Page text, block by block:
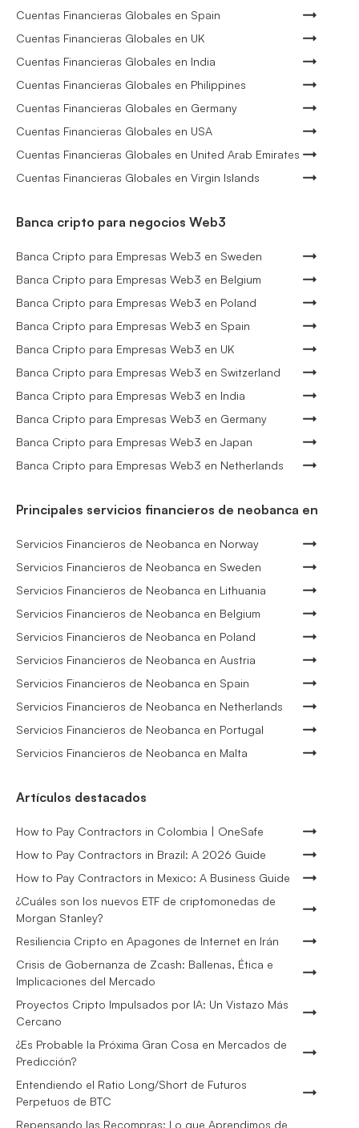
Cuentas Financieras Globales en Spain
Cuentas Financieras Globales en UK
Cuentas Financieras Globales en India
Cuentas Financieras Globales en Philippines
Cuentas Financieras Globales en Germany
Cuentas Financieras Globales en USA
Cuentas Financieras Globales en United Arab Emirates
Cuentas Financieras Globales en Virgin Islands
Banca cripto para negocios Web3
Banca Cripto para Empresas Web3 en Sweden
Banca Cripto para Empresas Web3 en Belgium
Banca Cripto para Empresas Web3 en Poland
Banca Cripto para Empresas Web3 en Spain
Banca Cripto para Empresas Web3 en UK
Banca Cripto para Empresas Web3 en Switzerland
Banca Cripto para Empresas Web3 en India
Banca Cripto para Empresas Web3 en Germany
Banca Cripto para Empresas Web3 en Japan
Banca Cripto para Empresas Web3 en Netherlands
Principales servicios financieros de neobanca en
Servicios Financieros de Neobanca en Norway
Servicios Financieros de Neobanca en Sweden
Servicios Financieros de Neobanca en Lithuania
Servicios Financieros de Neobanca en Belgium
Servicios Financieros de Neobanca en Poland
Servicios Financieros de Neobanca en Austria
Servicios Financieros de Neobanca en Spain
Servicios Financieros de Neobanca en Netherlands
Servicios Financieros de Neobanca en Portugal
Servicios Financieros de Neobanca en Malta
Artículos destacados
How to Pay Contractors in Colombia | OneSafe
How to Pay Contractors in Brazil: A 2026 Guide
How to Pay Contractors in Mexico: A Business Guide
¿Cuáles son los nuevos ETF de criptomonedas de
Morgan Stanley?
Resiliencia Cripto en Apagones de Internet en Irán
Crisis de Gobernanza de Zcash: Ballenas, Ética e
Implicaciones del Mercado
Proyectos Cripto Impulsados por IA: Un Vistazo Más
Cercano
¿Es Probable la Próxima Gran Cosa en Mercados de
Predicción?
Entendiendo el Ratio Long/Short de Futuros
Perpetuos de BTC
Repensando las Recompras: Lo que Aprendimos de